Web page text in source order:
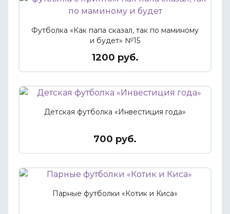
Футболка «Как папа сказал, так по маминому
и будет» №15
1200 руб.
Детская футболка «Инвестиция года»
700 руб.
Парные футболки «Котик и Киса»